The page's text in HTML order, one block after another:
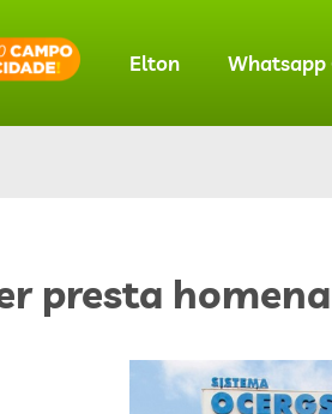
Elton Whatsapp
presta